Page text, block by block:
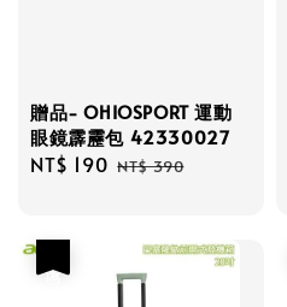
贈品- OHIOSPORT 運動
眼鏡霹靂包 42330027
Sale
NT$ 190 Regular
NT$ 390